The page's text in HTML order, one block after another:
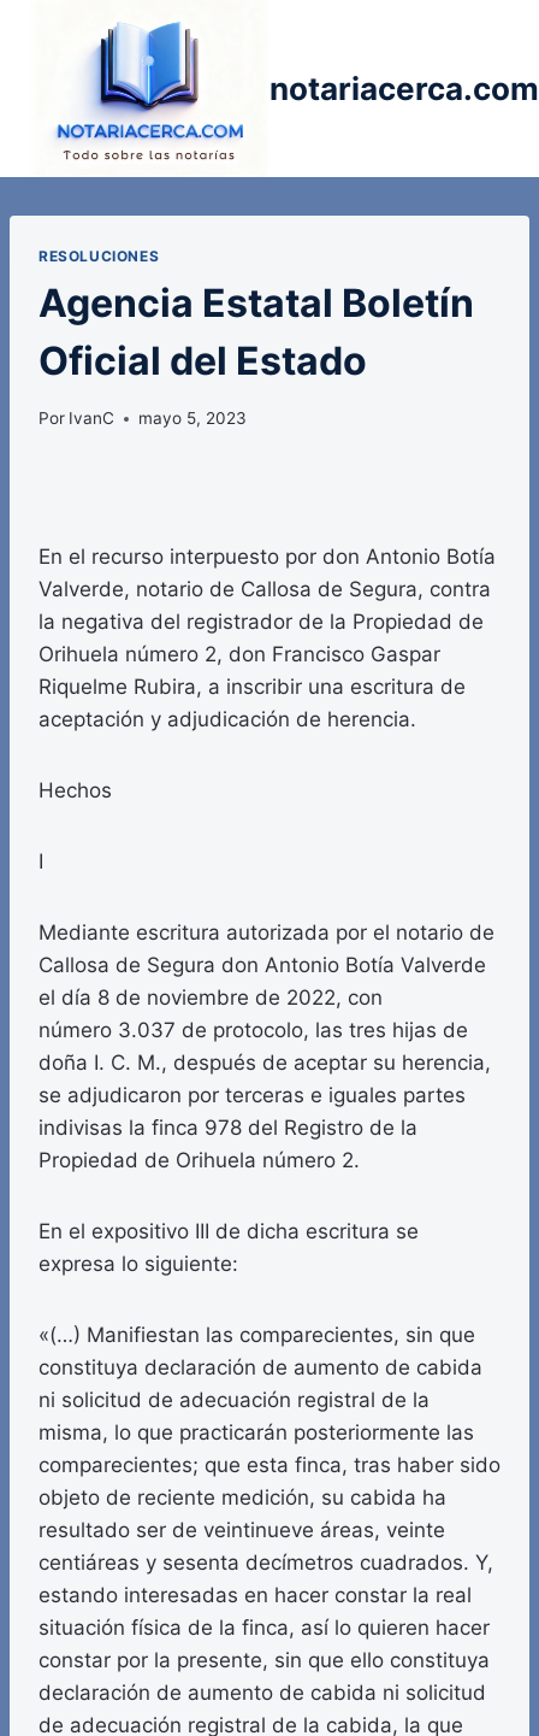
notariacerca.com
RESOLUCIONES
Agencia Estatal Boletín
Oficial del Estado
Por IvanC mayo 5, 2023
En el recurso interpuesto por don Antonio Botía
Valverde, notario de Callosa de Segura, contra
la negativa del registrador de la Propiedad de
Orihuela número 2, don Francisco Gaspar
Riquelme Rubira, a inscribir una escritura de
aceptación y adjudicación de herencia.
Hechos
I
Mediante escritura autorizada por el notario de
Callosa de Segura don Antonio Botía Valverde
el día 8 de noviembre de 2022, con
número 3.037 de protocolo, las tres hijas de
doña I. C. M., después de aceptar su herencia,
se adjudicaron por terceras e iguales partes
indivisas la finca 978 del Registro de la
Propiedad de Orihuela número 2.
En el expositivo III de dicha escritura se
expresa lo siguiente:
«(…) Manifiestan las comparecientes, sin que
constituya declaración de aumento de cabida
ni solicitud de adecuación registral de la
misma, lo que practicarán posteriormente las
comparecientes; que esta finca, tras haber sido
objeto de reciente medición, su cabida ha
resultado ser de veintinueve áreas, veinte
centiáreas y sesenta decímetros cuadrados. Y,
estando interesadas en hacer constar la real
situación física de la finca, así lo quieren hacer
constar por la presente, sin que ello constituya
declaración de aumento de cabida ni solicitud
de adecuación registral de la cabida, la que